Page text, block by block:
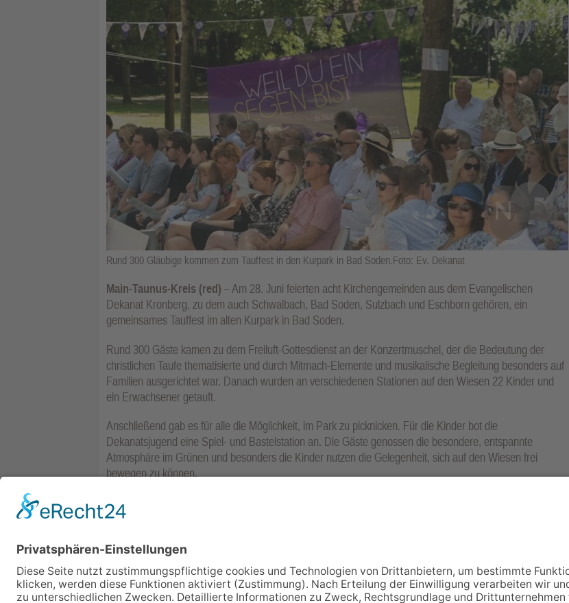
Rund 300 Gläubige kommen zum Tauffest in den Kurpark in Bad Soden.Foto: Ev. Dekanat
Main-Taunus-Kreis (red) – Am 28. Juni feierten acht Kirchengemeinden aus dem Evangelischen
Dekanat Kronberg, zu dem auch Schwalbach, Bad Soden, Sulzbach und Eschborn gehören, ein
gemeinsames Tauffest im alten Kurpark in Bad Soden.
Rund 300 Gäste kamen zu dem Freiluft-Gottesdienst an der Konzertmuschel, der die Bedeutung der
christlichen Taufe thematisierte und durch Mitmach-Elemente und musikalische Begleitung besonders auf
Familien ausgerichtet war. Danach wurden an verschiedenen Stationen auf den Wiesen 22 Kinder und
ein Erwachsener getauft.
Anschließend gab es für alle die Möglichkeit, im Park zu picknicken. Für die Kinder bot die
Dekanatsjugend eine Spiel- und Bastelstation an. Die Gäste genossen die besondere, entspannte
Atmosphäre im Grünen und besonders die Kinder nutzen die Gelegenheit, sich auf den Wiesen frei
bewegen zu können.
Alle zwei Jahre feiert das Dekanat Kronberg ein Open-Air-Tauffest – das nächste Mal voraussichtlich
2027.
NACH OBEN